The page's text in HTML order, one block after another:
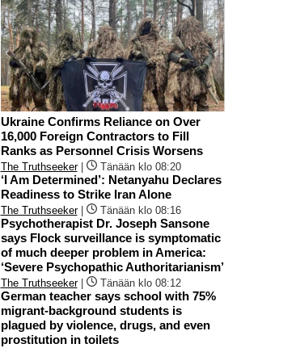
Ukraine Confirms Reliance on Over
16,000 Foreign Contractors to Fill
Ranks as Personnel Crisis Worsens
The Truthseeker| Tänään klo 08:20
‘I Am Determined’: Netanyahu Declares
Readiness to Strike Iran Alone
The Truthseeker| Tänään klo 08:16
Psychotherapist Dr. Joseph Sansone
says Flock surveillance is symptomatic
of much deeper problem in America:
‘Severe Psychopathic Authoritarianism’
The Truthseeker| Tänään klo 08:12
German teacher says school with 75%
migrant-background students is
plagued by violence, drugs, and even
prostitution in toilets